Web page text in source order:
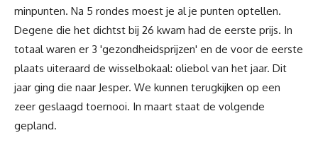
minpunten. Na 5 rondes moest je al je punten optellen.
Degene die het dichtst bij 26 kwam had de eerste prijs. In
totaal waren er 3 'gezondheidsprijzen' en de voor de eerste
plaats uiteraard de wisselbokaal: oliebol van het jaar. Dit
jaar ging die naar Jesper. We kunnen terugkijken op een
zeer geslaagd toernooi. In maart staat de volgende
gepland.